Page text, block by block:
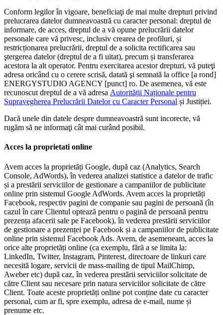
Conform legilor în vigoare, beneficiaţi de mai multe drepturi privind
prelucrarea datelor dumneavoastră cu caracter personal: dreptul de
informare, de acces, dreptul de a vă opune prelucrării datelor
personale care vă privesc, inclusiv crearea de profiluri, și
restricționarea prelucrării, dreptul de a solicita rectificarea sau
ştergerea datelor (dreptul de a fi uitat), precum și transferarea
acestora la alt operator. Pentru exercitarea acestor drepturi, vă puteţi
adresa oricând cu o cerere scrisă, datată şi semnată la office [a rond]
ENERGYSTUDIO AGENCY [punct] ro. De asemenea, vă este
recunoscut dreptul de a vă adresa Autorității Naționale pentru
Supravegherea Prelucrării Datelor cu Caracter Personal și Justiției.
Dacă unele din datele despre dumneavoastră sunt incorecte, vă
rugăm să ne informaţi cât mai curând posibil.
Acces la proprietati online
Avem acces la proprietăți Google, după caz (Analytics, Search
Console, AdWords), în vederea analizei statistice a datelor de trafic
și a prestării serviciilor de gestionare a campaniilor de publicitate
online prin sistemul Google AdWords. Avem acces la proprietăți
Facebook, respectiv pagini de companie sau pagini de persoană (în
cazul în care Clientul optează pentru o pagină de persoană pentru
prezența afacerii sale pe Facebook), în vederea prestării serviciilor
de gestionare a prezenței pe Facebook și a campaniilor de publicitate
online prin sistemul Facebook Ads. Avem, de asemeneam, acces la
orice alte proprietăți online (ca exemplu, fără a se limita la:
LinkedIn, Twitter, Instagram, Pinterest, directoare de linkuri care
necesită logare, servicii de mass-mailing de tipul MailChimp,
Aweber etc) după caz, în vederea prestării serviciilor solicitate de
către Client sau necesare prin natura serviciilor solicitate de către
Client. Toate aceste proprietăți online pot conține date cu caracter
personal, cum ar fi, spre exemplu, adresa de e-mail, nume și
prenume etc.